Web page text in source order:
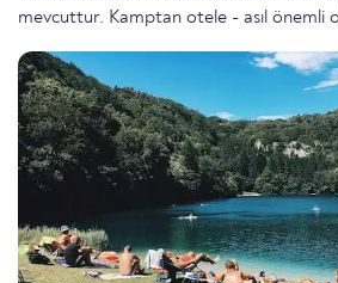
mevcuttur. Kamptan otele - asıl önemli